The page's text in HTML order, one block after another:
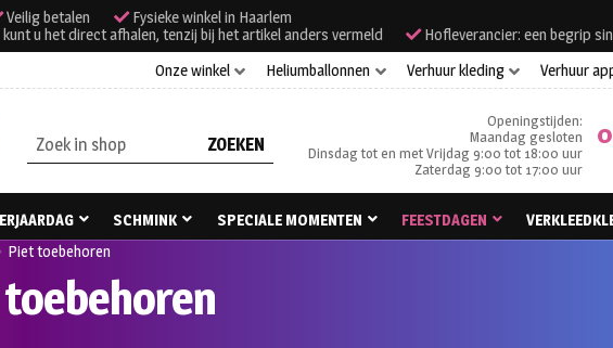
Veilig betalen
Fysieke winkel in Haarlem
u het direct afhalen, tenzij bij het artikel anders vermeld
Hofleverancier: een begrip
Onze winkel
Heliumballonnen Verhuur kleding Verhuur
Zoeken
naar:
Openingstijden:
Maandag gesloten
Dinsdag tot en met Vrijdag 9:00 tot 18:00 uur
Zaterdag 9:00 tot 17:00 uur
SCHMINK SPECIALE MOMENTEN FEESTDAGEN
Piet toebehoren